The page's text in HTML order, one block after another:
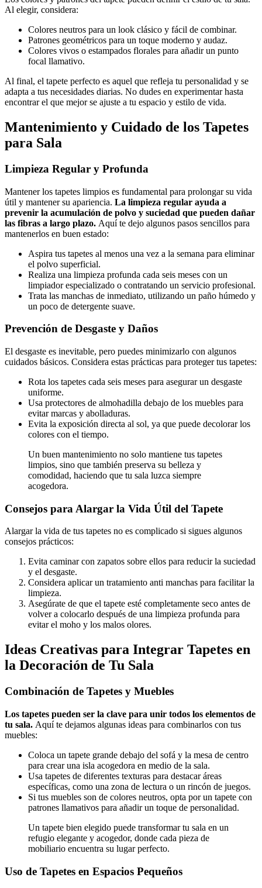
Al elegir, considera:
Colores neutros para un look clásico y fácil de combinar.
Patrones geométricos para un toque moderno y audaz.
Colores vivos o estampados florales para añadir un punto
focal llamativo.
Al final, el tapete perfecto es aquel que refleja tu personalidad y se
adapta a tus necesidades diarias. No dudes en experimentar hasta
encontrar el que mejor se ajuste a tu espacio y estilo de vida.
Mantenimiento y Cuidado de los Tapetes
para Sala
Limpieza Regular y Profunda
Mantener los tapetes limpios es fundamental para prolongar su vida
útil y mantener su apariencia. La limpieza regular ayuda a
prevenir la acumulación de polvo y suciedad que pueden dañar
las fibras a largo plazo. Aquí te dejo algunos pasos sencillos para
mantenerlos en buen estado:
Aspira tus tapetes al menos una vez a la semana para eliminar
el polvo superficial.
Realiza una limpieza profunda cada seis meses con un
limpiador especializado o contratando un servicio profesional.
Trata las manchas de inmediato, utilizando un paño húmedo y
un poco de detergente suave.
Prevención de Desgaste y Daños
El desgaste es inevitable, pero puedes minimizarlo con algunos
cuidados básicos. Considera estas prácticas para proteger tus tapetes:
Rota los tapetes cada seis meses para asegurar un desgaste
uniforme.
Usa protectores de almohadilla debajo de los muebles para
evitar marcas y abolladuras.
Evita la exposición directa al sol, ya que puede decolorar los
colores con el tiempo.
Un buen mantenimiento no solo mantiene tus tapetes
limpios, sino que también preserva su belleza y
comodidad, haciendo que tu sala luzca siempre
acogedora.
Consejos para Alargar la Vida Útil del Tapete
Alargar la vida de tus tapetes no es complicado si sigues algunos
consejos prácticos:
Evita caminar con zapatos sobre ellos para reducir la suciedad
y el desgaste.
Considera aplicar un tratamiento anti manchas para facilitar la
limpieza.
Asegúrate de que el tapete esté completamente seco antes de
volver a colocarlo después de una limpieza profunda para
evitar el moho y los malos olores.
Ideas Creativas para Integrar Tapetes en
la Decoración de Tu Sala
Combinación de Tapetes y Muebles
Los tapetes pueden ser la clave para unir todos los elementos de
tu sala. Aquí te dejamos algunas ideas para combinarlos con tus
muebles:
Coloca un tapete grande debajo del sofá y la mesa de centro
para crear una isla acogedora en medio de la sala.
Usa tapetes de diferentes texturas para destacar áreas
específicas, como una zona de lectura o un rincón de juegos.
Si tus muebles son de colores neutros, opta por un tapete con
patrones llamativos para añadir un toque de personalidad.
Un tapete bien elegido puede transformar tu sala en un
refugio elegante y acogedor, donde cada pieza de
mobiliario encuentra su lugar perfecto.
Uso de Tapetes en Espacios Pequeños